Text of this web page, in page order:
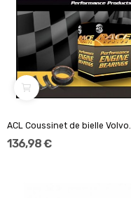
ACL Coussinet de bielle Volvo...
136,98 €